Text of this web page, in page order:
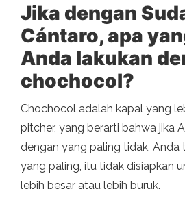
Jika dengan
Cántaro, apa
Anda lakukan
chochocol?
Chochocol adalah kapal yang
pitcher, yang berarti bahwa jika
dengan yang paling tidak, Anda
yang paling, itu tidak disiapkan
lebih besar atau lebih buruk.